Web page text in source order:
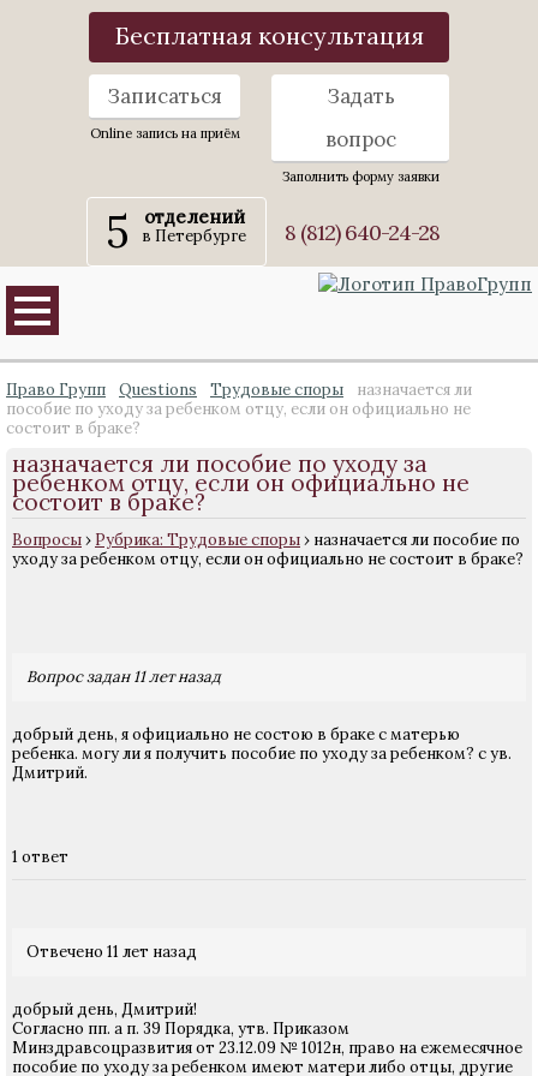
Бесплатная консультация
Записаться
Online запись на приём
Задать
вопрос
Заполнить форму заявки
5 отделений
в Петербурге 8 (812) 640-24-28
Право Групп Questions Трудовые споры
назначается ли
пособие по уходу за ребенком отцу, если он официально не
состоит в браке?
назначается ли пособие по уходу за
ребенком отцу, если он официально не
состоит в браке?
Вопросы› Рубрика: Трудовые споры› назначается ли пособие по
уходу за ребенком отцу, если он официально не состоит в браке?
Вопрос задан 11 лет назад
добрый день, я официально не состою в браке с матерью
ребенка. могу ли я получить пособие по уходу за ребенком? с ув.
Дмитрий.
1 ответ
Отвечено 11 лет назад
добрый день, Дмитрий!
Согласно пп. а п. 39 Порядка, утв. Приказом
Минздравсоцразвития от 23.12.09 № 1012н, право на ежемесячное
пособие по уходу за ребенком имеют матери либо отцы, другие